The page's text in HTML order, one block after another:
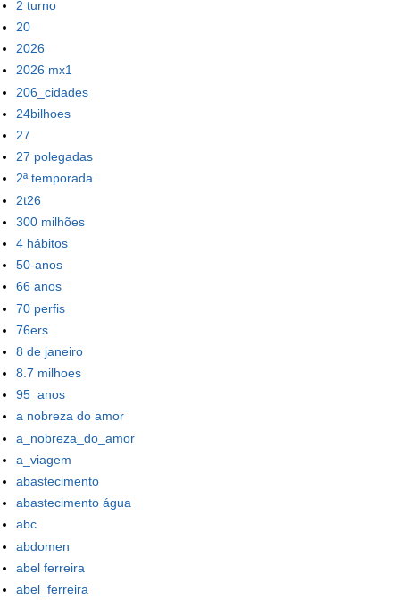
2 turno
20
2026
2026 mx1
206_cidades
24bilhoes
27
27 polegadas
2ª temporada
2t26
300 milhões
4 hábitos
50-anos
66 anos
70 perfis
76ers
8 de janeiro
8.7 milhoes
95_anos
a nobreza do amor
a_nobreza_do_amor
a_viagem
abastecimento
abastecimento água
abc
abdomen
abel ferreira
abel_ferreira